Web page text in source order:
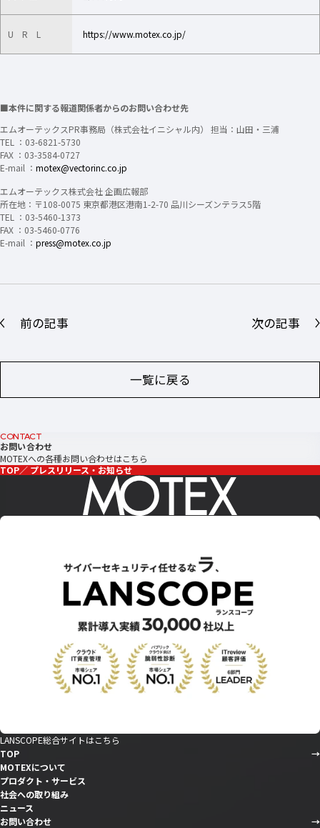
U R L https://www.motex.co.jp/
■本件に関する報道関係者からのお問い合わせ先
エムオーテックスPR事務局（株式会社イニシャル内） 担当：山田・三浦
TEL ：03-6821-5730
FAX ：03-3584-0727
E-mail ： motex@vectorinc.co.jp
エムオーテックス株式会社 企画広報部
所在地：〒108-0075 東京都港区港南1-2-70 品川シーズンテラス5階
TEL ：03-5460-1373
FAX ：03-5460-0776
E-mail ： press@motex.co.jp
前の記事
一覧に戻る
次の記事
CONTACT
お問い合わせ
MOTEXへの各種お問い合わせはこちら
TOP
プレスリリース・お知らせ
LANSCOPE総合サイトはこちら
TOP
MOTEXについて
プロダクト・サービス
社会への取り組み
ニュース
お問い合わせ